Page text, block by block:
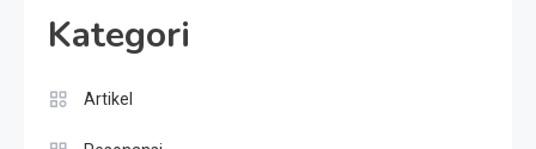
Kedempel: Saat Presiden
Gareng Lebih Sibuk Orasi
daripada Urus Nasi
Artikel
Kategori
Artikel